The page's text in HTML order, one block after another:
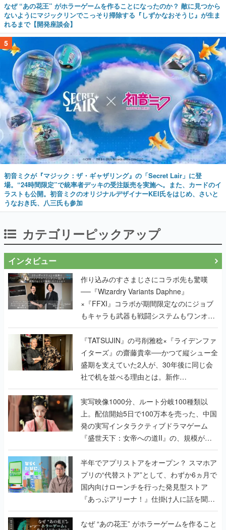
なぜ “あの花王” がホラーゲームを作ることになったのか？ 敵に見つから
ないようにマジックリンでこっそり掃除する『しずかなおそうじ』が生ま
れるまで【開発座談会】
5
初音ミクが『マジック：ザ・ギャザリング』の「Secret Lair」に登
場。“24時間限定”で統率者デッキの受注販売を実施へ。また、カードのイ
ラストも公開。初音ミクのオリジナルデザイナーKEI氏をはじめ、さいと
うなおき氏、八三氏も参加
カテゴリーピックアップ
インタビュー
作り込みのすさまじさにコラボ先も驚嘆
──『Wizardry Variants Daphne』
×『FFXI』コラボが期間限定なのにジョブ
もキャラも武器も戦闘システムもワンオフ
で作り込まれた理由を両ディレクターに聞
く
『TATSUJIN』の弓削雅稔×『ライデンファ
イターズ』の齋藤貴幸──かつて縦シュー全
盛期を支えていた2人が、30年後に同じ会
社で机を並べる理由とは。新作
『TATSUJIN EXTREME』で初タッグを組
んだレジェンド2人に訊く開発秘話
実写映像1000分、ルート分岐100種類以
上。配信開始5日で100万本を売った、中国
発の実写インタラクティブドラマゲーム
『盛世天下：女帝への道II』の、規模が違
うこだわりをプロデューサーに聞いた
半年でアプリストアをオープン？ スマホア
プリの“代替ストア”として、わずか6ヵ月で
国内向けローンチを行った発見型ストア
『あっぷアリーナ！』仕掛け人に話を聞い
てみた
なぜ “あの花王” がホラーゲームを作ること